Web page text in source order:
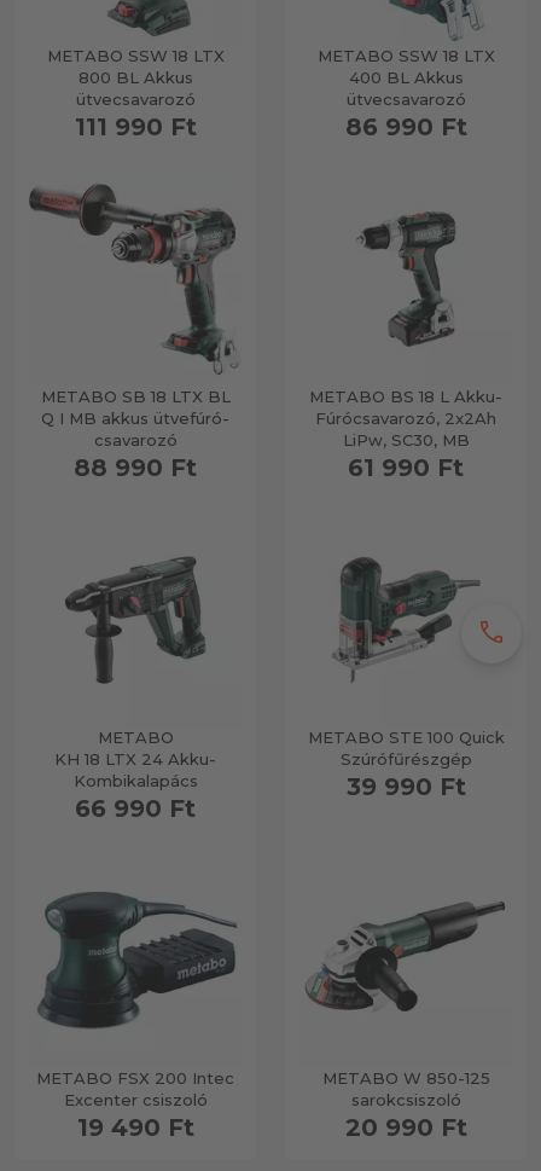
METABO SSW 18 LTX
800 BL Akkus
ütvecsavarozó
111 990 Ft
METABO SSW 18 LTX
400 BL Akkus
ütvecsavarozó
86 990 Ft
METABO SB 18 LTX BL
Q I MB akkus ütvefúró-
csavarozó
88 990 Ft
METABO BS 18 L Akku-
Fúrócsavarozó, 2x2Ah
LiPw, SC30, MB
61 990 Ft
METABO
KH 18 LTX 24 Akku-
Kombikalapács
66 990 Ft
METABO STE 100 Quick
Szúrófűrészgép
39 990 Ft
METABO FSX 200 Intec
Excenter csiszoló
19 490 Ft
METABO W 850-125
sarokcsiszoló
20 990 Ft
call